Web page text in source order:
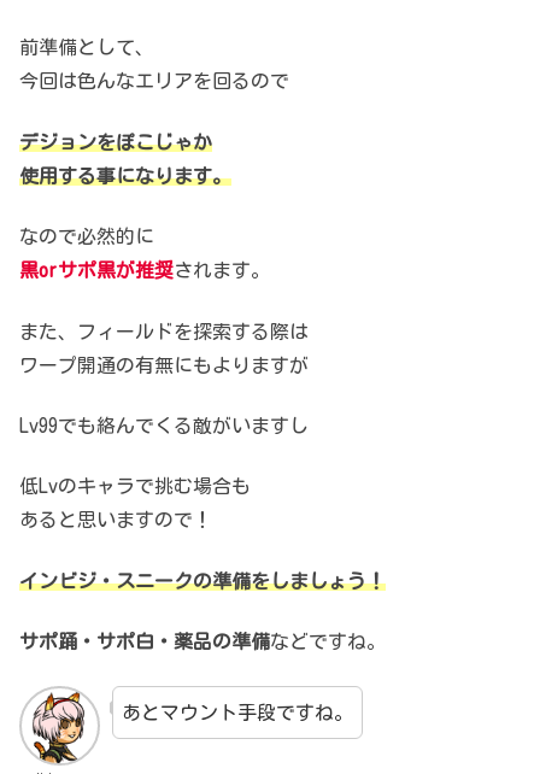
前準備として、
今回は色んなエリアを回るので
デジョンをぽこじゃか
使用する事になります。
なので必然的に
黒orサポ黒が推奨されます。
また、フィールドを探索する際は
ワープ開通の有無にもよりますが
Lv99でも絡んでくる敵がいますし
低Lvのキャラで挑む場合も
あると思いますので！
インビジ・スニークの準備をしましょう！
サポ踊・サポ白・薬品の準備などですね。
あとマウント手段ですね。